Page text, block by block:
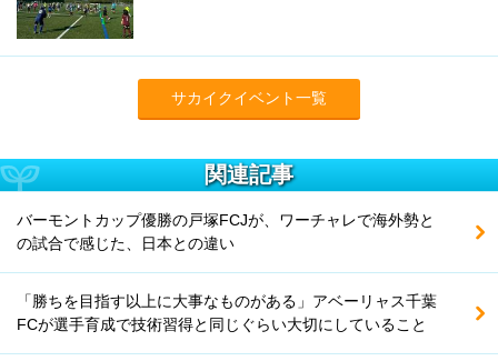
サカイクイベント一覧
関連記事
バーモントカップ優勝の戸塚FCJが、ワーチャレで海外勢と
の試合で感じた、日本との違い
「勝ちを目指す以上に大事なものがある」アベーリャス千葉
FCが選手育成で技術習得と同じぐらい大切にしていること